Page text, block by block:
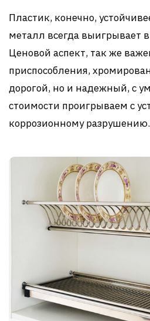
Пластик, конечно,
металл всегда выигрывает
Ценовой аспект, так же
приспособления,
дорогой, но и надежный, с
стоимости проигрываем с
коррозионному разрушению.